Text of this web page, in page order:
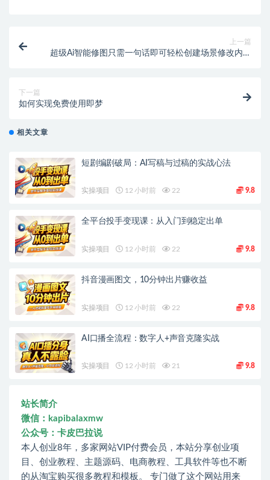
上一篇
超级Ai智能修图只需一句话即可轻松创建场景修改内容
下一篇
如何实现免费使用即梦
相关文章
短剧编剧破局：AI写稿与过稿的实战心法
实操项目 12 小时前 22 9.8
全平台投手变现课：从入门到稳定出单
实操项目 12 小时前 22 9.8
抖音漫画图文，10分钟出片赚收益
实操项目 12 小时前 22 9.8
AI口播全流程：数字人+声音克隆实战
实操项目 12 小时前 21 9.8
站长简介
微信：kapibalaxmw
公众号：卡皮巴拉说
本人创业8年，多家网站VIP付费会员，本站分享创业项
目、创业教程、主题源码、电商教程、工具软件等也不断
的从淘宝购买很多教程和模板。 专门做了这个网站用来